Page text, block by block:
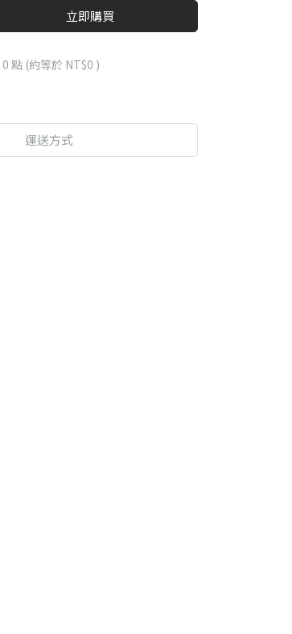
立即購買
0 點 (約等於 NT$0 )
運送方式